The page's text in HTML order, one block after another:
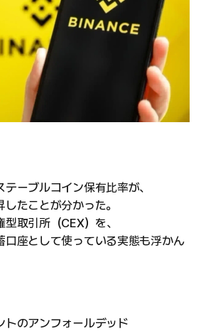
ーブルコイン保有比率が、
たことが分かった。
取引所（CEX）を、
口座として使っている実態も浮かん
トのアンフォールデッド